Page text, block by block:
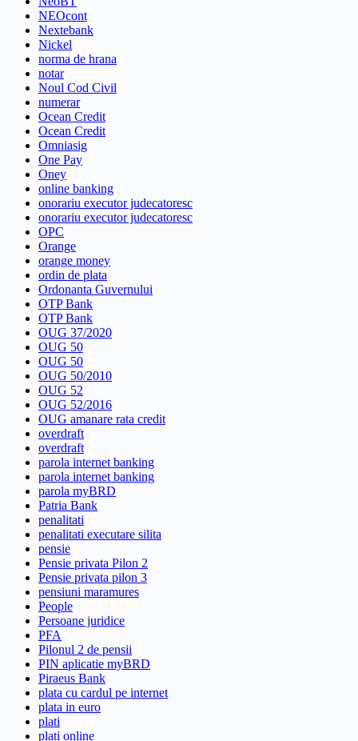
NEOcont
Nextebank
Nickel
norma de hrana
notar
Noul Cod Civil
numerar
Ocean Credit
Ocean Credit
Omniasig
One Pay
Oney
online banking
onorariu executor judecatoresc
onorariu executor judecatoresc
OPC
Orange
orange money
ordin de plata
Ordonanta Guvernului
OTP Bank
OTP Bank
OUG 37/2020
OUG 50
OUG 50
OUG 50/2010
OUG 52
OUG 52/2016
OUG amanare rata credit
overdraft
overdraft
parola internet banking
parola internet banking
parola myBRD
Patria Bank
penalitati
penalitati executare silita
pensie
Pensie privata Pilon 2
Pensie privata pilon 3
pensiuni maramures
People
Persoane juridice
PFA
Pilonul 2 de pensii
PIN aplicatie myBRD
Piraeus Bank
plata cu cardul pe internet
plata in euro
plati
plati online